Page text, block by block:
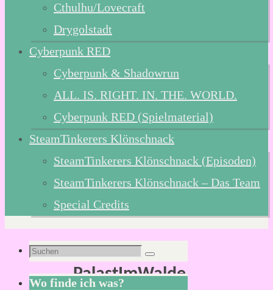
Cthulhu/Lovecraft
Drygolstadt
Cyberpunk RED
Cyberpunk & Shadowrun
ALL. IS. RIGHT. IN. THE. WORLD.
Cyberpunk RED (Spielmaterial)
SteamTinkerers Klönschnack
SteamTinkerers Klönschnack (Episoden)
SteamTinkerers Klönschnack – Das Team
Special Credits
Schlagwort:
PalastImWalde
Suchen
nach:
Suchen
Wo finde ich was?